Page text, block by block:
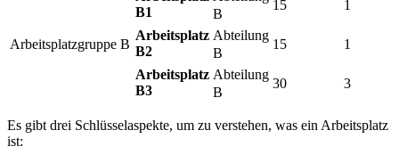
Arbeitsplatzgruppe B
B1
B
15 1
Arbeitsplatz
B2
Abteilung
B
15 1
Arbeitsplatz
B3
Abteilung
B
30 3
Es gibt drei Schlüsselaspekte, um zu verstehen, was ein Arbeitsplatz
ist: